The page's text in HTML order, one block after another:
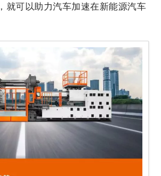
，就可以助力汽车加速在新能源汽车